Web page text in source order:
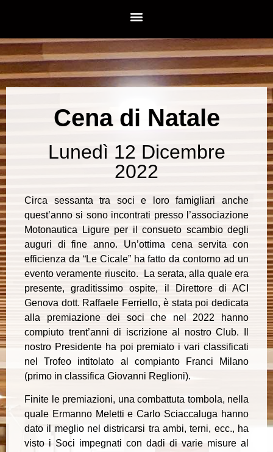
Cena di Natale
Lunedì 12 Dicembre
2022
Circa sessanta tra soci e loro famigliari anche
quest’anno si sono incontrati presso l’associazione
Motonautica Ligure per il consueto scambio degli
auguri di fine anno. Un’ottima cena servita con
efficienza da “Le Cicale” ha fatto da contorno ad un
evento veramente riuscito. La serata, alla quale era
presente, graditissimo ospite, il Direttore di ACI
Genova dott. Raffaele Ferriello, è stata poi dedicata
alla premiazione dei soci che nel 2022 hanno
compiuto trent’anni di iscrizione al nostro Club. Il
nostro Presidente ha poi premiato i vari classificati
nel Trofeo intitolato al compianto Franci Milano
(primo in classifica Giovanni Reglioni).
Finite le premiazioni, una combattuta tombola, nella
quale Ermanno Meletti e Carlo Sciaccaluga hanno
dato il meglio nel districarsi tra ambi, terni, ecc., ha
visto i Soci impegnati con dadi di varie misure al